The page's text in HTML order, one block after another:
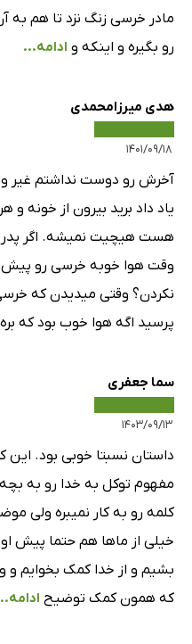
مادر خرسی زنگ نزد تا هم به
رو بگیره و اینکه و ادامه...
هدی میرزامحمدی
۱۴۰۱/۰۹/۱۸
آخرش رو دوست نداشتم غیر
یاد داد برید بیرون از خونه
هست هیچیت نمیشه. اگر پدر
وقت هوا خوبه خرسی رو پیش
نکردن؟ وقتی میدیدن که
پرسید اگه هوا خوب بود که
سما جعفری
۱۴۰۳/۰۹/۱۳
داستان نسبتا خوبی بود. این
مفهوم توکل به خدا رو به
کلمه رو به کار نمیبره ولی
خیلی از ماها هم حتما پیش
بشیم و از خدا کمک بخوایم و
که همون کمک توضیح